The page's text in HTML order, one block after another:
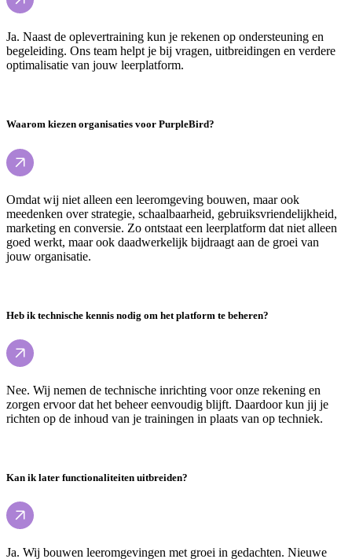
Ja. Naast de oplevertraining kun je rekenen op ondersteuning en
begeleiding. Ons team helpt je bij vragen, uitbreidingen en verdere
optimalisatie van jouw leerplatform.
Waarom kiezen organisaties voor PurpleBird?
Omdat wij niet alleen een leeromgeving bouwen, maar ook
meedenken over strategie, schaalbaarheid, gebruiksvriendelijkheid,
marketing en conversie. Zo ontstaat een leerplatform dat niet alleen
goed werkt, maar ook daadwerkelijk bijdraagt aan de groei van
jouw organisatie.
Heb ik technische kennis nodig om het platform te beheren?
Nee. Wij nemen de technische inrichting voor onze rekening en
zorgen ervoor dat het beheer eenvoudig blijft. Daardoor kun jij je
richten op de inhoud van je trainingen in plaats van op techniek.
Kan ik later functionaliteiten uitbreiden?
Ja. Wij bouwen leeromgevingen met groei in gedachten. Nieuwe